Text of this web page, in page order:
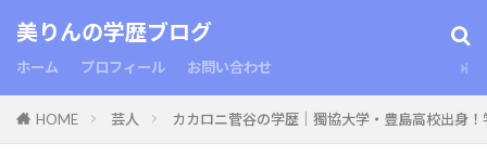
美りんの学歴ブログ
ホーム プロフィール お問い合わせ
HOME 芸人 カカロニ菅谷の学歴｜獨協大学・豊島高校出身